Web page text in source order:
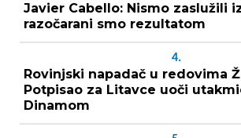
Javier Cabello: Nismo zaslužili
razočarani smo rezultatom
4.
Rovinjski napadač u redovima
Potpisao za Litavce uoči
Dinamom